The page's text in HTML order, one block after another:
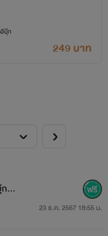
านชื่นก็ย้อนกลับเข้ามา
ถานะแค่ผู้ว่าจ้างกับ
ลมารดา ซึ่งล้มป่วยด้วย
จะสนใจ อยากเดิน
ราะเธอไม่ได้มาคนเดียว
เขาอีกคน และที่ร้ายแรง
บุ๊ก
249 บาท
ค่ะ
23 ธ.ค. 2567 18:55 น.